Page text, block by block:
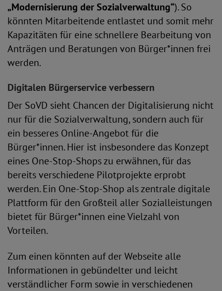
„Modernisierung der Sozialverwaltung“). So
könnten Mitarbeitende entlastet und somit mehr
Kapazitäten für eine schnellere Bearbeitung von
Anträgen und Beratungen von Bürger*innen frei
werden.
Digitalen Bürgerservice verbessern
Der SoVD sieht Chancen der Digitalisierung nicht
nur für die Sozialverwaltung, sondern auch für
ein besseres Online-Angebot für die
Bürger*innen. Hier ist insbesondere das Konzept
eines One-Stop-Shops zu erwähnen, für das
bereits verschiedene Pilotprojekte erprobt
werden. Ein One-Stop-Shop als zentrale digitale
Plattform für den Großteil aller Sozialleistungen
bietet für Bürger*innen eine Vielzahl von
Vorteilen.
Zum einen könnten auf der Webseite alle
Informationen in gebündelter und leicht
verständlicher Form sowie in verschiedenen